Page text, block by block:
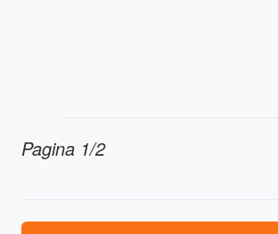
Pagina 1/2